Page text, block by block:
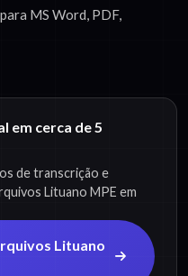
MS Word, PDF,
em cerca de 5
de transcrição e
Lituano MPE em
Lituano